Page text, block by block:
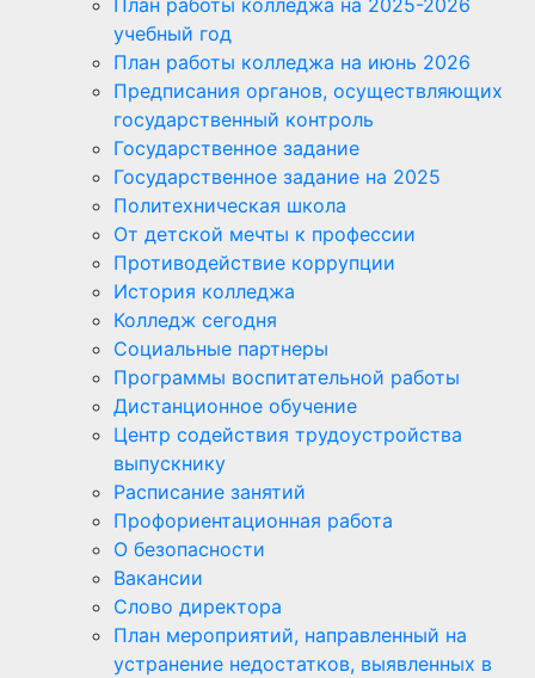
учебный год
План работы колледжа на июнь 2026
Предписания органов, осуществляющих
государственный контроль
Государственное задание
Государственное задание на 2025
Политехническая школа
От детской мечты к профессии
Противодействие коррупции
История колледжа
Колледж сегодня
Социальные партнеры
Программы воспитательной работы
Дистанционное обучение
Центр содействия трудоустройства
выпускнику
Расписание занятий
Профориентационная работа
О безопасности
Вакансии
Слово директора
План мероприятий, направленный на
устранение недостатков, выявленных в